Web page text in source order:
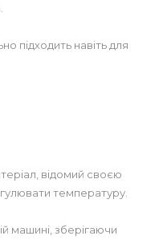
підходить навіть для
відомий своєю
температуру.
машині, зберігаючи